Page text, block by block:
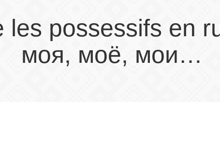
les possessifs en
моя, моё, мои…